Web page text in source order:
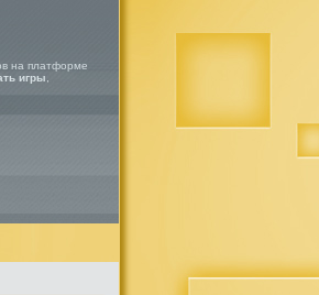
на платформе
игры